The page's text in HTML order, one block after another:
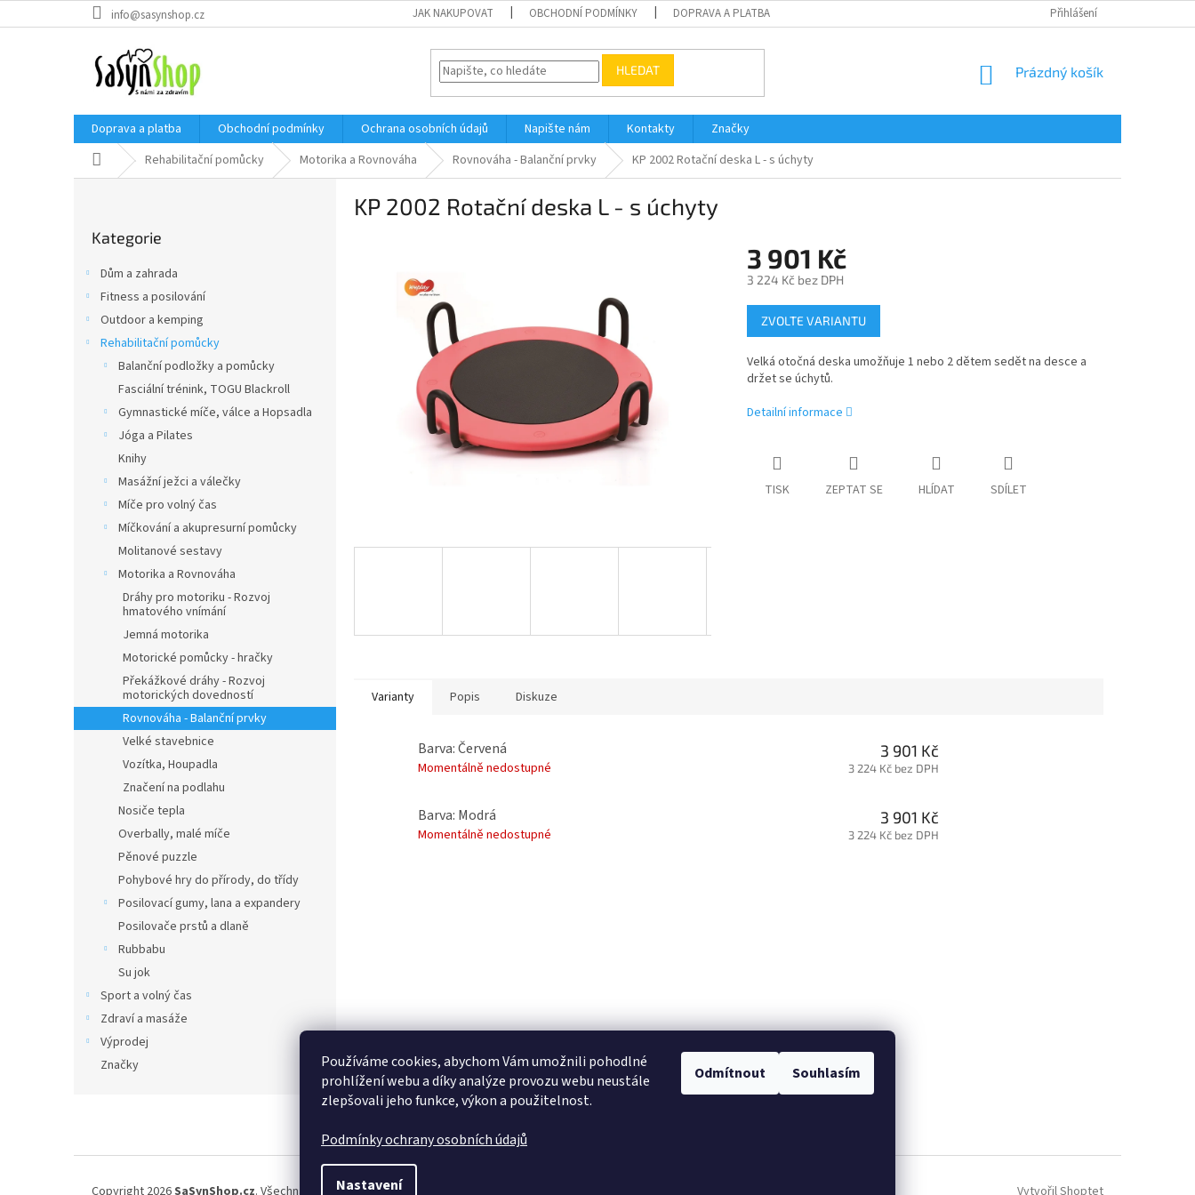
Používáme cookies, abychom Vám umožnili pohodlné
prohlížení webu a díky analýze provozu webu neustále
zlepšovali jeho funkce, výkon a použitelnost.
Podmínky ochrany osobních údajů
Nastavení
Odmítnout Souhlasím
na
info@sasynshop.cz JAK NAKUPOVAT OBCHODNÍ PODMÍNKY DOPRAVA A PLATBA Přihlášení
HLEDAT
NÁKUPNÍ
Prázdný košík
Doprava a platba Obchodní podmínky Ochrana osobních údajů Napište nám Kontakty
Značky
Domů Rehabilitační pomůcky Motorika a Rovnováha Rovnováha - Balanční prvky KP 2002 Rotační deska L - s úchyty
kategorie
Kategorie
Dům a zahrada
Fitness a posilování
Outdoor a kemping
Rehabilitační pomůcky
Balanční podložky a pomůcky
Fasciální trénink, TOGU Blackroll
Gymnastické míče, válce a Hopsadla
Jóga a Pilates
Knihy
Masážní ježci a válečky
Míče pro volný čas
Míčkování a akupresurní pomůcky
Molitanové sestavy
Motorika a Rovnováha
Dráhy pro motoriku - Rozvoj
hmatového vnímání
Jemná motorika
Motorické pomůcky - hračky
Překážkové dráhy - Rozvoj
motorických dovedností
Rovnováha - Balanční prvky
Velké stavebnice
Vozítka, Houpadla
Značení na podlahu
Nosiče tepla
Overbally, malé míče
Pěnové puzzle
Pohybové hry do přírody, do třídy
Posilovací gumy, lana a expandery
Posilovače prstů a dlaně
Rubbabu
Su jok
Sport a volný čas
Zdraví a masáže
Výprodej
Značky
KP 2002 Rotační deska L - s úchyty
3 901 Kč
3 224 Kč bez DPH
Měrná
cena:
ZVOLTE VARIANTU
Velká otočná deska umožňuje 1 nebo 2 dětem sedět na desce a
držet se úchytů.
Detailní informace
TISK ZEPTAT SE HLÍDAT SDÍLET
Varianty Popis Diskuze
Barva: Červená
Momentálně nedostupné
3 901 Kč
3 224 Kč bez DPH
Barva: Modrá
Momentálně nedostupné
3 901 Kč
3 224 Kč bez DPH
Vytvořil Shoptet
Copyright 2026SaSynShop.cz. Všechna práva vyhrazena.Upravit nastavení cookies